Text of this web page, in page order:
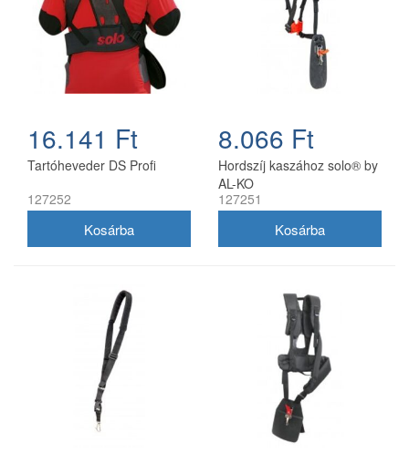
16.141 Ft
Tartóheveder DS Profi
127252
8.066 Ft
Hordszíj kaszához solo® by
AL-KO
127251